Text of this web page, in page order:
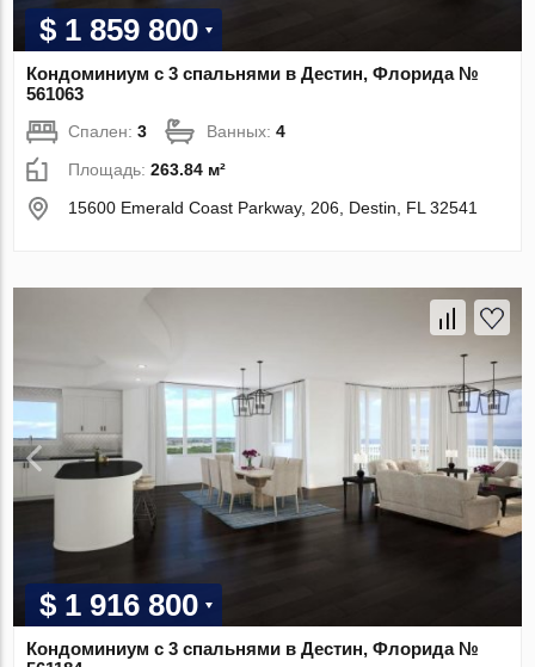
$ 1 859 800
Кондоминиум с 3 спальнями в Дестин, Флорида №
561063
Спален:3 Ванных:4
Площадь:263.84 м²
15600 Emerald Coast Parkway, 206, Destin, FL 32541
$ 1 916 800
Кондоминиум с 3 спальнями в Дестин, Флорида №